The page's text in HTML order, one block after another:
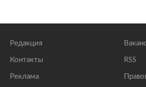
Редакция
Контакты
Реклама
RSS